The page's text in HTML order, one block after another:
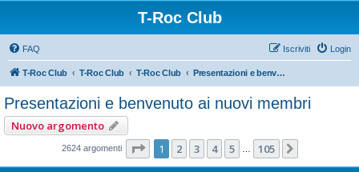
T-Roc Club
FAQ Login
Iscriviti
T-Roc Club T-Roc Club T-Roc Club Presentazioni e benvenuto ai nuovi membri
Presentazioni e benvenuto ai nuovi membri
Nuovo argomento
2624 argomenti Pagina di 105
1 2 3 4 5 105